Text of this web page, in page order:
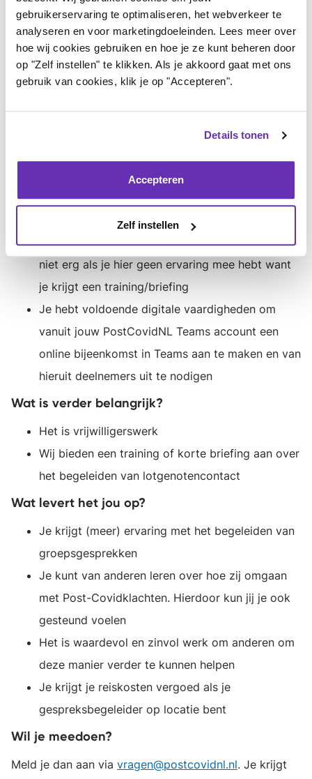
gebruikerservaring te optimaliseren, het webverkeer te
analyseren en voor marketingdoeleinden. Lees meer over
hoe wij cookies gebruiken en hoe je ze kunt beheren door
op "Zelf instellen" te klikken. Als je akkoord gaat met ons
gebruik van cookies, klik je op "Accepteren".
Details tonen
Accepteren
Zelf instellen
nabije omgeving of beroepsmatig; je bent
bijvoorbeeld coach)
Je hebt feeling met bovengenoemde
doelgroepen
Je vindt het leuk om een groepje mensen te
begeleiden in het gesprek. Het gaat daarbij dus
positieve en veilige sfeer. Zodat iedereen zich
welkom voelt om ervaringen te delen
Het is fijn als je al eens eerder
gespreksbegeleider bent geweest, maar het is
niet erg als je hier geen ervaring mee hebt want
je krijgt een training/briefing
Je hebt voldoende digitale vaardigheden om
vanuit jouw PostCovidNL Teams account een
online bijeenkomst in Teams aan te maken en van
hieruit deelnemers uit te nodigen
Wat is verder belangrijk?
Het is vrijwilligerswerk
Wij bieden een training of korte briefing aan over
het begeleiden van lotgenotencontact
Wat levert het jou op?
Je krijgt (meer) ervaring met het begeleiden van
groepsgesprekken
Je kunt van anderen leren over hoe zij omgaan
met Post-Covidklachten. Hierdoor kun jij je ook
gesteund voelen
Het is waardevol en zinvol werk om anderen om
deze manier verder te kunnen helpen
Je krijgt je reiskosten vergoed als je
gespreksbegeleider op locatie bent
Wil je meedoen?
Meld je dan aan via vragen@postcovidnl.nl. Je krijgt